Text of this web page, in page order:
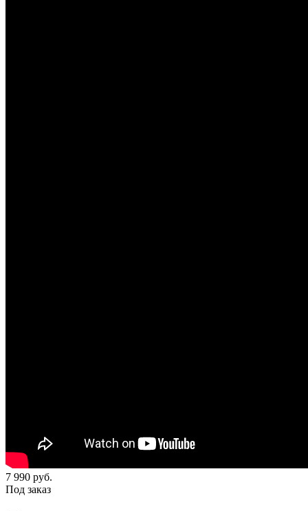
7 990 руб.
Под заказ